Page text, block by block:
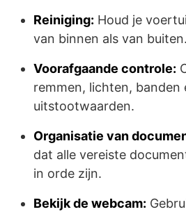
Reiniging: Houd je
van binnen als van buiten.
Voorafgaande controle:
remmen, lichten, banden
uitstootwaarden.
Organisatie van
dat alle vereiste
in orde zijn.
Bekijk de webcam: